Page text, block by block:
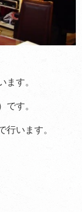
ます。
です。
行います。